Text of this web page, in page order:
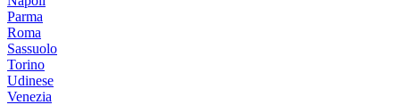
Parma
Roma
Sassuolo
Torino
Udinese
Venezia